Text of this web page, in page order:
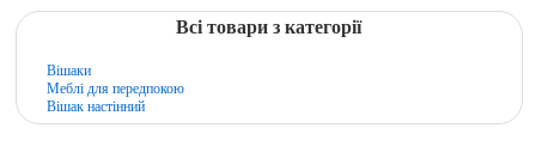
Всі товари з категорії
Вішаки
Меблі для передпокою
Вішак настінний